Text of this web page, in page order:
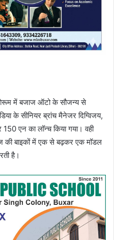
में बजाज ऑटो के सौजन्य से
के सीनियर ब्रांच मैनेजर दिग्विजय,
150 एन का लॉन्च किया गया। वही
की बाइकों में एक से बढ़कर एक मॉडल
है।